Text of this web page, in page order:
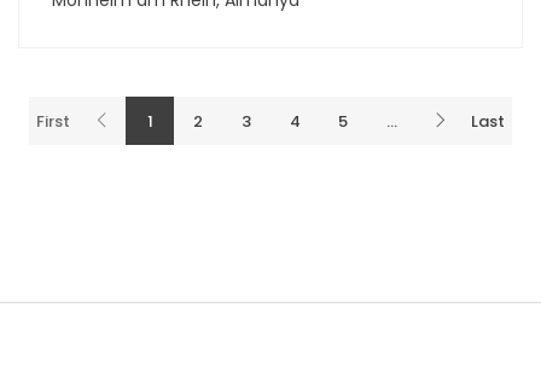
First 1 2 3 4 5 ... Last